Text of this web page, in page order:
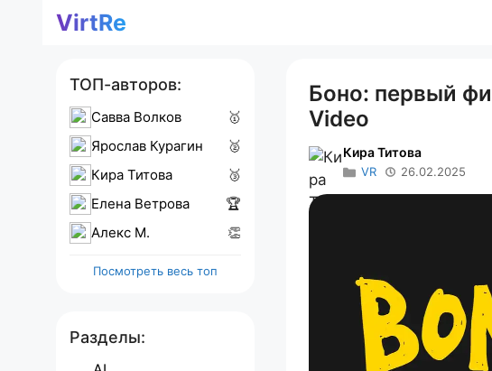
ПерейтиVirtRe
Боно: первый
Video
Кира Титова
VR 26.02.2025
ТОП-авторов:
Савва Волков
🥇
Ярослав Курагин
🥈
Кира Титова
🥉
Елена Ветрова
🏆
Алекс M.
👏
Посмотреть весь топ
Разделы: